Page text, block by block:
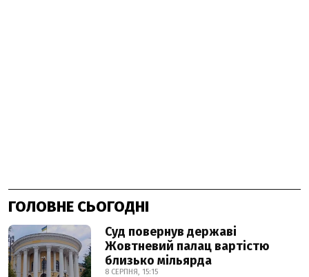
ГОЛОВНЕ СЬОГОДНІ
Суд повернув державі
Жовтневий палац вартістю
близько мільярда
8 СЕРПНЯ, 15:15